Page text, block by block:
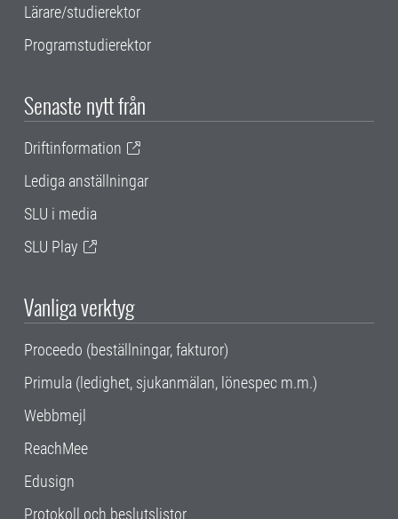
Lärare/studierektor
Programstudierektor
Senaste nytt från
Driftinformation
Lediga anställningar
SLU i media
SLU Play
Vanliga verktyg
Proceedo (beställningar, fakturor)
Primula (ledighet, sjukanmälan, lönespec m.m.)
Webbmejl
ReachMee
Edusign
Protokoll och beslutslistor